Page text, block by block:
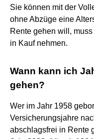
Sie können mit der
ohne Abzüge eine
Rente gehen will,
in Kauf nehmen.
Wann kann ich
gehen?
Wer im Jahr 1958
Versicherungsjahre
abschlagsfrei in Rente